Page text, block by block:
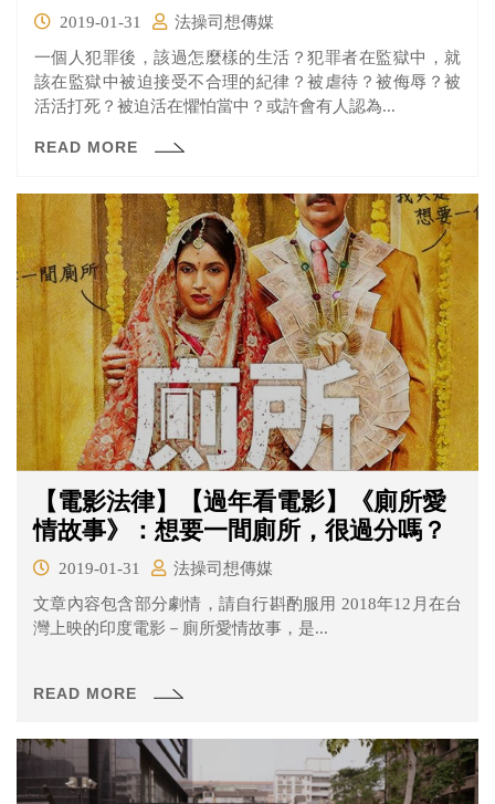
2019-01-31
法操司想傳媒
一個人犯罪後，該過怎麼樣的生活？犯罪者在監獄中，就
該在監獄中被迫接受不合理的紀律？被虐待？被侮辱？被
活活打死？被迫活在懼怕當中？或許會有人認為...
READ MORE
【電影法律】【過年看電影】《廁所愛
情故事》：想要一間廁所，很過分嗎？
2019-01-31
法操司想傳媒
文章內容包含部分劇情，請自行斟酌服用 2018年12月在台
灣上映的印度電影－廁所愛情故事，是...
READ MORE